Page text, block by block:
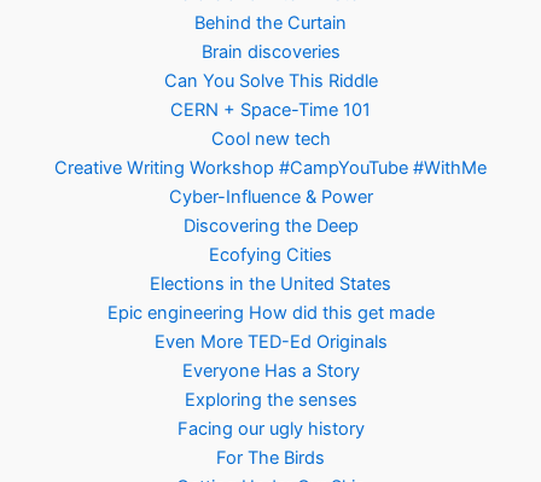
Behind the Curtain
Brain discoveries
Can You Solve This Riddle
CERN + Space-Time 101
Cool new tech
Creative Writing Workshop #CampYouTube #WithMe
Cyber-Influence & Power
Discovering the Deep
Ecofying Cities
Elections in the United States
Epic engineering How did this get made
Even More TED-Ed Originals
Everyone Has a Story
Exploring the senses
Facing our ugly history
For The Birds